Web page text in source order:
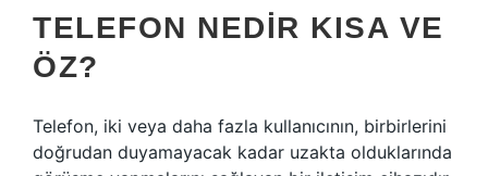
TELEFON NEDIR KISA VE
ÖZ?
Telefon, iki veya daha fazla kullanıcının, birbirlerini
doğrudan duyamayacak kadar uzakta olduklarında